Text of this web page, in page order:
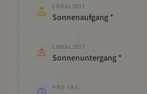
LOKALZEIT
Sonnenaufgang *
LOKALZEIT
Sonnenuntergang *
PRO TAG